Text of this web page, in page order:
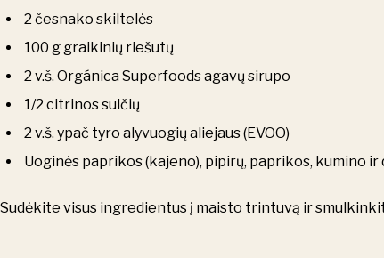
2 česnako skiltelės
100 g graikinių riešutų
2 v.š. Orgánica Superfoods agavų sirupo
1/2 citrinos sulčių
2 v.š. ypač tyro alyvuogių aliejaus (EVOO)
Uoginės paprikos (kajeno), pipirų, paprikos, kumino
Sudėkite visus ingredientus į maisto trintuvą ir